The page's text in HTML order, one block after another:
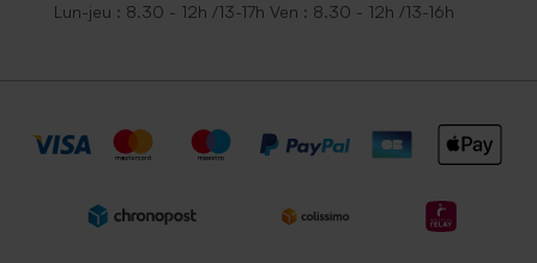
Lun-jeu : 8.30 - 12h /13-17h Ven : 8.30 - 12h /13-16h